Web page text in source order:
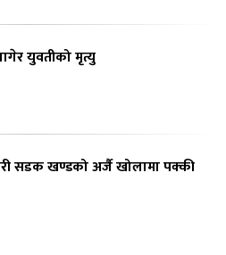
युवतीको मृत्यु
सडक खण्डको अर्जै खोलामा पक्की